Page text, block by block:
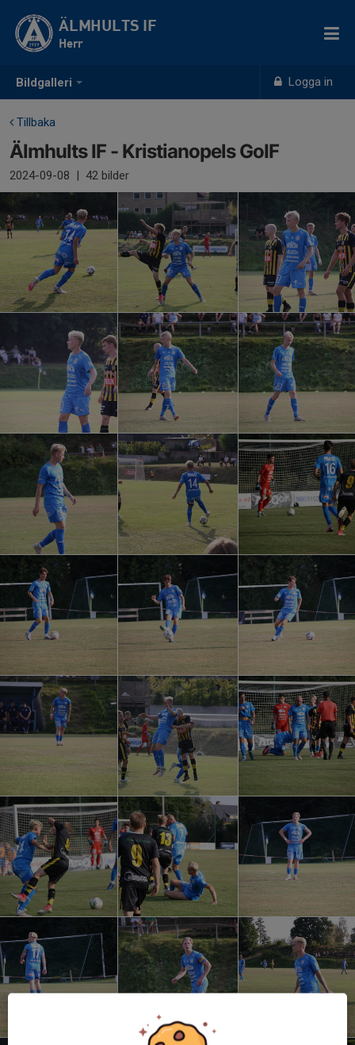
Bildgalleri Logga in
ÄLMHULTS IF
Herr
Tillbaka
Älmhults IF - Kristianopels GoIF
2024-09-08 | 42 bilder